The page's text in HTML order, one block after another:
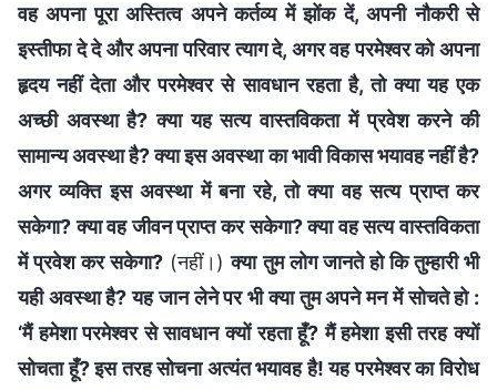
वह अपना पूरा अस्तित्व अपने कर्तव्य में झोंक दें, अपनी नौकरी से
इस्तीफा दे दे और अपना परिवार त्याग दे, अगर वह परमेश्वर को अपना
हृदय नहीं देता और परमेश्वर से सावधान रहता है, तो क्या यह एक
अच्छी अवस्था है? क्या यह सत्य वास्तविकता में प्रवेश करने की
सामान्य अवस्था है? क्या इस अवस्था का भावी विकास भयावह नहीं है?
अगर व्यक्ति इस अवस्था में बना रहे, तो क्या वह सत्य प्राप्त कर
सकेगा? क्या वह जीवन प्राप्त कर सकेगा? क्या वह सत्य वास्तविकता
में प्रवेश कर सकेगा? (नहीं।)क्या तुम लोग जानते हो कि तुम्हारी भी
यही अवस्था है? यह जान लेने पर भी क्या तुम अपने मन में सोचते हो :
‘मैं हमेशा परमेश्वर से सावधान क्यों रहता हूँ? मैं हमेशा इसी तरह क्यों
सोचता हूँ? इस तरह सोचना अत्यंत भयावह है! यह परमेश्वर का विरोध